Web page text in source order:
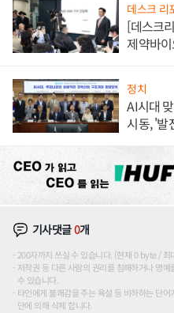
데스크 리
[데스크
제약바
정치
AI시대
시동, '발
기사댓글0개
200자까지 쓰실 수 있습니다. (현재 0 byte /
저작권 등 다른 사람의 권리를 침해하거나 명
수 있습니다.
타인에게 불쾌감을 주는 욕설 등 비하하는 단
단에 의해 삭제 합니다.